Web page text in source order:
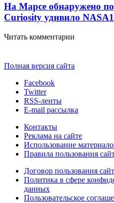
На Марсе обнаружено
Curiosity удивило NASA
Читать комментарии
Полная версия сайта
Facebook
Twitter
RSS-ленты
E-mail рассылка
Контакты
Реклама на сайте
Использование
Правила пользования
Договор пользования
Политика в сфере
данных
Пользовательское